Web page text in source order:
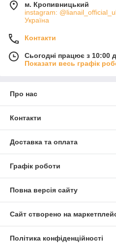
м. Кропивницький
instagram:
Україна
Контакти
Сьогодні працює з 10:00
Показати весь графік
Про нас
Контакти
Доставка та оплата
Графік роботи
Повна версія сайту
Сайт створено на
Політика конфіденційності